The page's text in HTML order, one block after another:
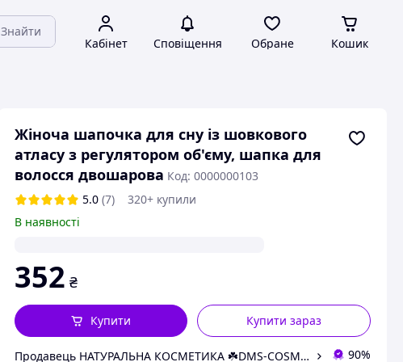
Знайти
Кабінет Сповіщення Обране Кошик
Жіноча шапочка для сну із шовкового
атласу з регулятором об'єму, шапка для
волосся двошарова Код: 0000000103
5.0 (7)
320+ купили
В наявності
352 ₴
Купити зараз
Купити
Продавець НАТУРАЛЬНА КОСМЕТИКА ☘️DMS-COSMETICS COMPANY☘️ 90%